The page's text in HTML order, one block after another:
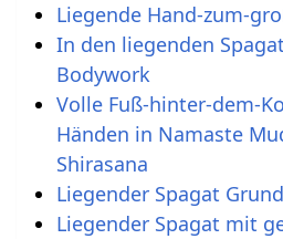
Liegende Hand-zum-
In den liegenden
Bodywork
Volle Fuß-hinter-dem-
Händen in Namaste
Shirasana
Liegender Spagat
Liegender Spagat mit